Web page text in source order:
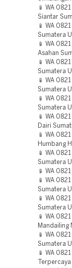
📱 WA
Siantar
📱 WA
Sumatera
📱 WA
Asahan
📱 WA
Sumatera
📱 WA
Sumatera
📱 WA
Sumatera
📱 WA
Dairi
📱 WA
Humbang
📱 WA
Sumatera
📱 WA
📱 WA
Sumatera
📱 WA
Sumatera
📱 WA
Mandailing
📱 WA
Sumatera
📱 WA